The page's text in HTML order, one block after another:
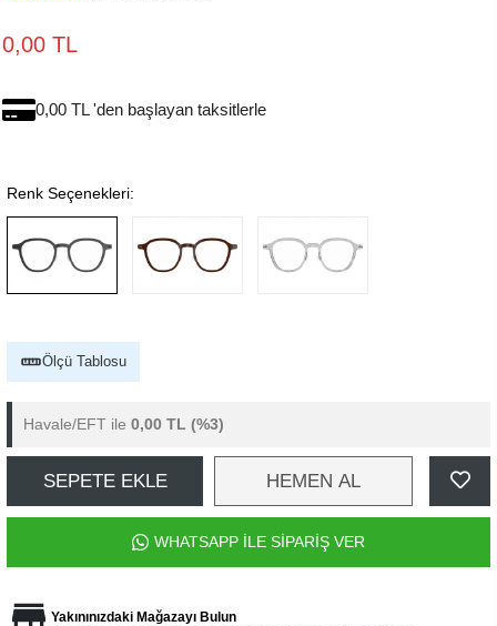
0,00 TL
0,00 TL 'den başlayan taksitlerle
Renk Seçenekleri:
Ölçü Tablosu
Havale/EFT ile 0,00 TL (%3)
SEPETE EKLE HEMEN AL
WHATSAPP İLE SİPARİŞ VER
Yakınınızdaki Mağazayı Bulun